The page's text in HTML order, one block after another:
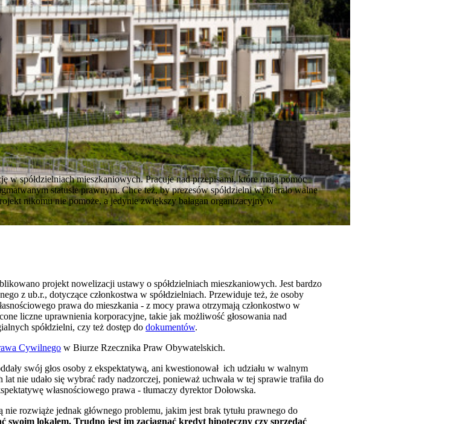
spółdzielniach mieszkaniowych. Pracuje nad przepisami, które mają pomóc
statusie prawnym. Chce też, by prezesów spółdzielni wybierało walne
nikomu nie pomoże, a jedynie zwiększy bałagan organizacyjny w
projekt nowelizacji ustawy o spółdzielniach mieszkaniowych. Jest bardzo
z ub.r., dotyczące członkostwa w spółdzielniach. Przewiduje też, że osoby
prawa do mieszkania - z mocy prawa otrzymają członkostwo w
liczne uprawnienia korporacyjne, takie jak możliwość głosowania nad
spółdzielni, czy też dostęp do dokumentów.
Cywilnego w Biurze Rzecznika Praw Obywatelskich.
swój głos osoby z ekspektatywą, ani kwestionował ich udziału w walnym
nie udało się wybrać rady nadzorczej, ponieważ uchwała w tej sprawie trafiła do
własnościowego prawa - tłumaczy dyrektor Dołowska.
rozwiąże jednak głównego problemu, jakim jest brak tytułu prawnego do
swoim lokalem. Trudno jest im zaciągnąć kredyt hipoteczny czy sprzedać